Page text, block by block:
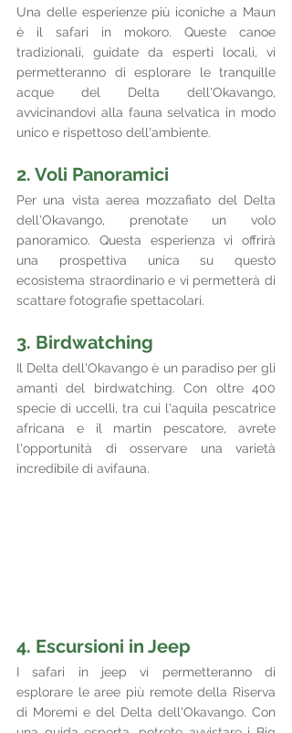
Una delle esperienze più iconiche a Maun
è il safari in mokoro. Queste canoe
tradizionali, guidate da esperti locali, vi
permetteranno di esplorare le tranquille
acque del Delta dell'Okavango,
avvicinandovi alla fauna selvatica in modo
unico e rispettoso dell'ambiente.
2. Voli Panoramici
Per una vista aerea mozzafiato del Delta
dell'Okavango, prenotate un volo
panoramico. Questa esperienza vi offrirà
una prospettiva unica su questo
ecosistema straordinario e vi permetterà di
scattare fotografie spettacolari.
3. Birdwatching
Il Delta dell'Okavango è un paradiso per gli
amanti del birdwatching. Con oltre 400
specie di uccelli, tra cui l'aquila pescatrice
africana e il martin pescatore, avrete
l'opportunità di osservare una varietà
incredibile di avifauna.
4. Escursioni in Jeep
I safari in jeep vi permetteranno di
esplorare le aree più remote della Riserva
di Moremi e del Delta dell'Okavango. Con